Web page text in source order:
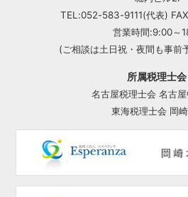
TEL:052-583-9111(代表)
営業時間:9:00～
(ご相談は土日祝・夜間も事前
所属税理士会
名古屋税理士会 名古
東海税理士会 岡